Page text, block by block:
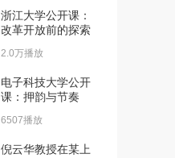
浙江大学公开课：
改革开放前的探索
2.0万播放
电子科技大学公开
课：押韵与节奏
6507播放
倪云华教授在某上